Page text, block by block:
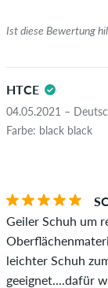
diesen Personen
wirklich besitzen
Ist diese Bewertung
HTCE
04.05.2021 –
Farbe: black black
Geiler Schuh um
leichter Schuh
geeignet....dafür